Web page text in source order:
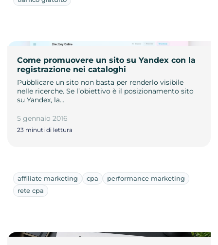
Come promuovere un sito su Yandex con la
registrazione nei cataloghi
Pubblicare un sito non basta per renderlo visibile
nelle ricerche. Se l’obiettivo è il posizionamento sito
su Yandex, la…
5 gennaio 2016
23 minuti di lettura
affiliate marketing cpa
performance marketing
rete cpa